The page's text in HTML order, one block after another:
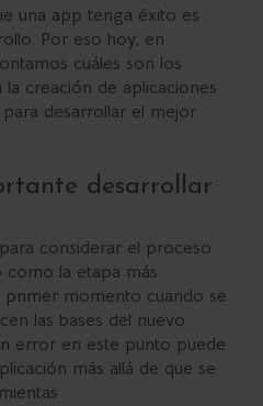
una app tenga éxito es
Por eso hoy, en
cuáles son los
la creación de aplicaciones
desarrollar el mejor
desarrollar
considerar el proceso
como la etapa más
primer momento cuando se
las bases del nuevo
error en este punto puede
más allá de que se